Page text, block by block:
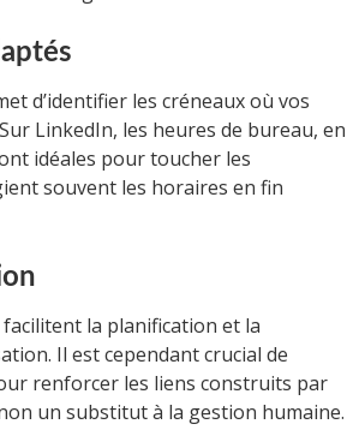
d’identifier les créneaux où vos
LinkedIn, les heures de bureau, en
idéales pour toucher les
souvent les horaires en fin
la planification et la
Il est cependant crucial de
renforcer les liens construits par
un substitut à la gestion humaine.